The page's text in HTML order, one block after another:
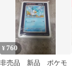
¥ 760
非売品 新品 ポケモ